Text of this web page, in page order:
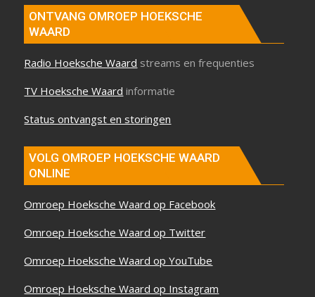
ONTVANG OMROEP HOEKSCHE
WAARD
Radio Hoeksche Waard streams en frequenties
TV Hoeksche Waard informatie
Status ontvangst en storingen
VOLG OMROEP HOEKSCHE WAARD
ONLINE
Omroep Hoeksche Waard op Facebook
Omroep Hoeksche Waard op Twitter
Omroep Hoeksche Waard op YouTube
Omroep Hoeksche Waard op Instagram